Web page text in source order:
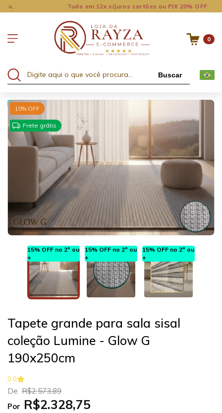
Tudo em 12x s/juros cartões ou PIX 20% OFF
0
Buscar
10% OFF
Frete grátis
15% OFF no 2º ou +
15% OFF no 2º ou
+
15% OFF no 2º ou
+
15% OFF no 2º ou
+
Tapete grande para sala sisal
coleção Lumine - Glow G
190x250cm
0.0
De R$2.573,89
Por R$2.328,75